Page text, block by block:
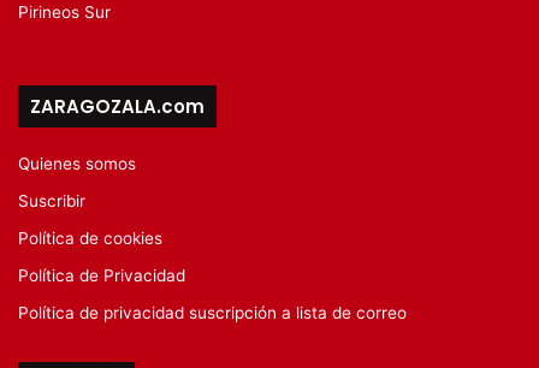
Pirineos Sur
ZARAGOZALA.com
Quienes somos
Suscribir
Política de cookies
Política de Privacidad
Política de privacidad suscripción a lista de correo